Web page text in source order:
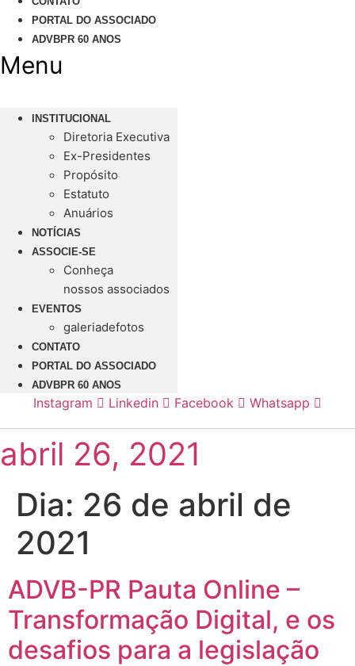
PORTAL DO ASSOCIADO
ADVBPR 60 ANOS
Menu
INSTITUCIONAL
Diretoria Executiva
Ex-Presidentes
Propósito
Estatuto
Anuários
NOTÍCIAS
ASSOCIE-SE
Conheça
nossos associados
EVENTOS
galeriadefotos
CONTATO
PORTAL DO ASSOCIADO
ADVBPR 60 ANOS
Instagram Linkedin Facebook Whatsapp
abril 26, 2021
Dia: 26 de abril de
2021
ADVB-PR Pauta Online –
Transformação Digital, e os
desafios para a legislação